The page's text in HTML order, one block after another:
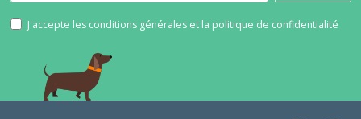
J'accepte les conditions générales et la politique de confidentialité